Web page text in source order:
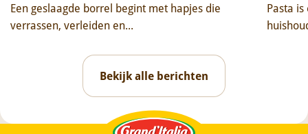
Een geslaagde borrel begint met hapjes die
verrassen, verleiden en...
Pasta
Bekijk alle berichten
Grand'Italia